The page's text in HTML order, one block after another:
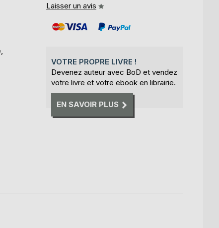
Laisser un avis
VOTRE PROPRE LIVRE !
Devenez auteur avec BoD et vendez
votre livre et votre ebook en librairie.
EN SAVOIR PLUS